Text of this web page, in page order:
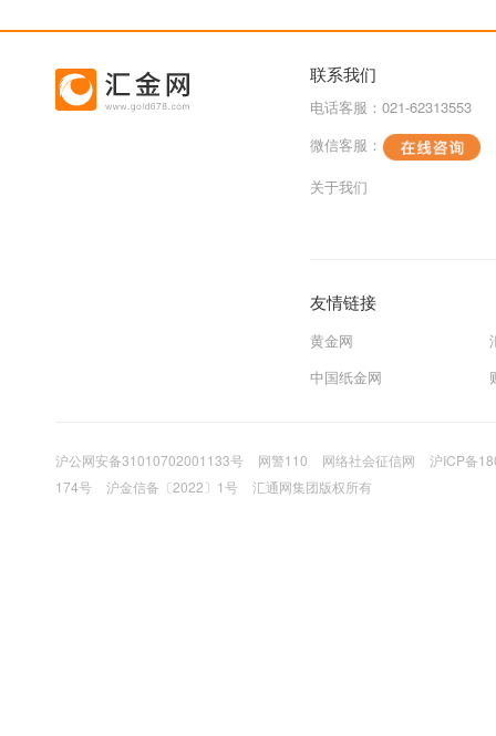
联系我们
电话客服：021-62313553
微信客服：
关于我们
友情链接
黄金网
中国纸金网
沪公网安备31010702001133号 网警110 网络社会征信网
沪ICP备
174号
沪金信备〔2022〕1号 汇通网集团版权所有